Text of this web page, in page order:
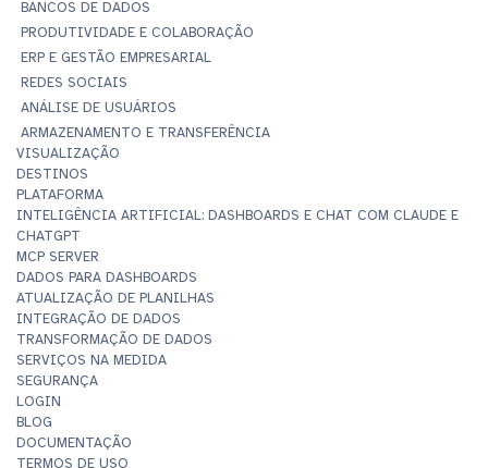
BANCOS DE DADOS
PRODUTIVIDADE E COLABORAÇÃO
ERP E GESTÃO EMPRESARIAL
REDES SOCIAIS
ANÁLISE DE USUÁRIOS
ARMAZENAMENTO E TRANSFERÊNCIA
VISUALIZAÇÃO
DESTINOS
PLATAFORMA
INTELIGÊNCIA ARTIFICIAL: DASHBOARDS E CHAT COM CLAUDE E
CHATGPT
MCP SERVER
DADOS PARA DASHBOARDS
ATUALIZAÇÃO DE PLANILHAS
INTEGRAÇÃO DE DADOS
TRANSFORMAÇÃO DE DADOS
SERVIÇOS NA MEDIDA
SEGURANÇA
LOGIN
BLOG
DOCUMENTAÇÃO
TERMOS DE USO